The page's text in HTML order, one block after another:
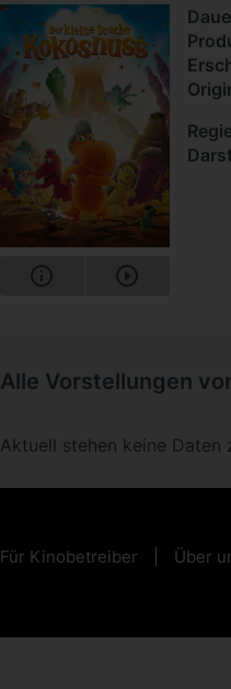
Alle Vorstellungen
Aktuell stehen keine Daten
Für Kinobetreiber Über